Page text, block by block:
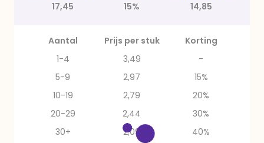
17,45
15% 14,85
Aantal Prijs per stuk
Korting
1-4
3,49
-
5-9
2,97
15%
10-19
2,79
20%
20-29
2,44
30%
30+
2,09 40%